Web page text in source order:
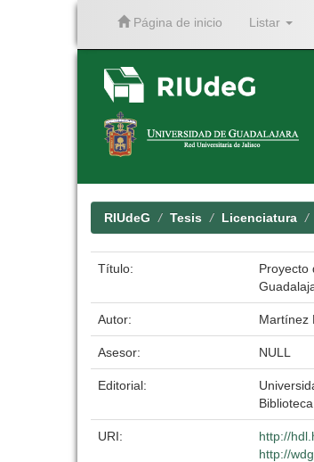
Página de inicio Listar
RIUdeG Tesis Licenciatura
Título:
Proyecto
Autor: Martínez
Asesor: NULL
Editorial:
URI:
http://
http://